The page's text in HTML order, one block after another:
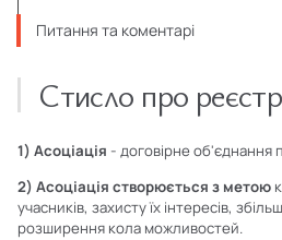
Стисло про
1) Асоціація - договірне об'єднання
2) Асоціація створюється з метою
учасників, захисту їх інтересів,
розширення кола можливостей.
Питання та коментарі